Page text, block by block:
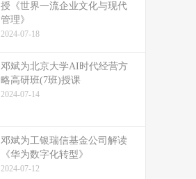
授《世界一流企业文化与现代
管理》
2024-07-18
邓斌为北京大学AI时代经营方
略高研班(7班)授课
2024-07-14
邓斌为工银瑞信基金公司解读
《华为数字化转型》
2024-07-12